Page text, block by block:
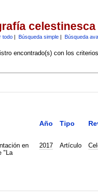
celestinesca
todo| Búsqueda simple| Búsqueda
encontrado(s) con los
Año Tipo
en
"La
2017 Artículo